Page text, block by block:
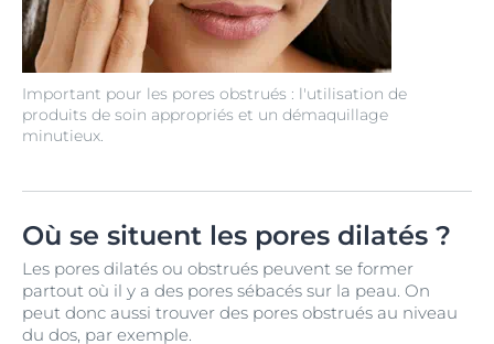
Important pour les pores obstrués : l'utilisation de
produits de soin appropriés et un démaquillage
minutieux.
Où se situent les pores dilatés ?
Les pores dilatés ou obstrués peuvent se former
partout où il y a des pores sébacés sur la peau. On
peut donc aussi trouver des pores obstrués au niveau
du dos, par exemple.